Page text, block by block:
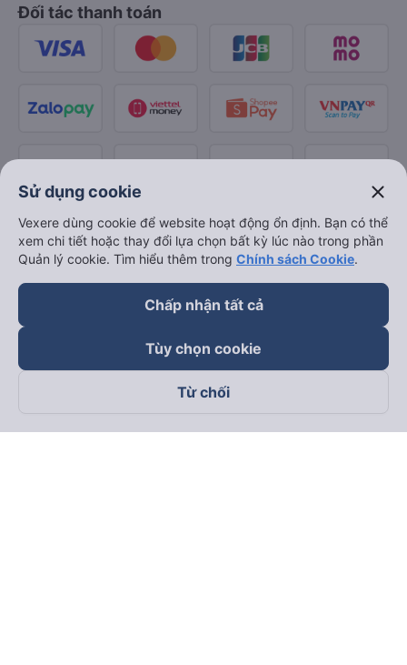
Đối tác thanh toán
Theo dõi chúng tôi trên
Sử dụng cookie close
Vexere dùng cookie để website hoạt động ổn định. Bạn có thể
xem chi tiết hoặc thay đổi lựa chọn bất kỳ lúc nào trong phần
Quản lý cookie. Tìm hiểu thêm trong Chính sách Cookie.
Chấp nhận tất cả
Tùy chọn cookie
Từ chối